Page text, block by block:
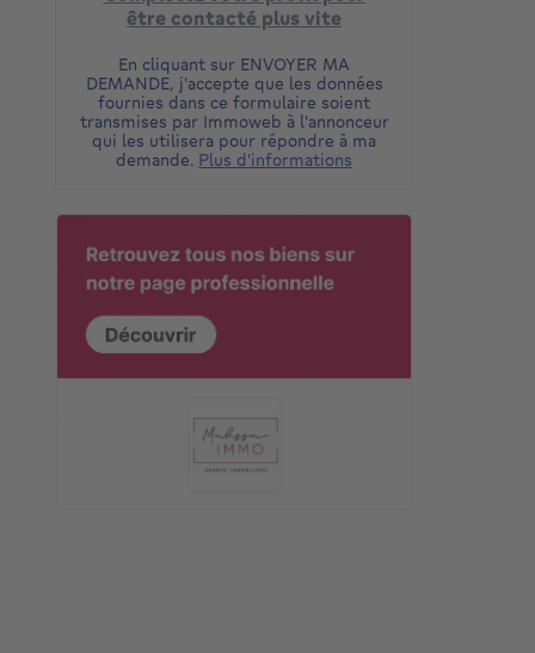
être contacté plus vite
En cliquant sur ENVOYER MA
DEMANDE, j'accepte que les données
fournies dans ce formulaire soient
transmises par Immoweb à l'annonceur
qui les utilisera pour répondre à ma
demande. Plus d'informations